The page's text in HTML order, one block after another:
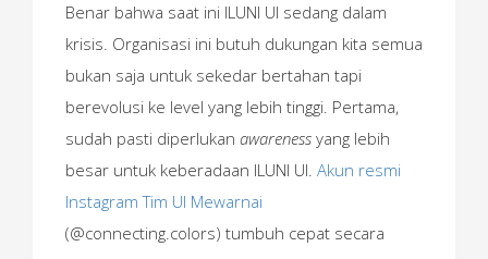
Benar bahwa saat ini ILUNI UI sedang dalam
krisis. Organisasi ini butuh dukungan kita semua
bukan saja untuk sekedar bertahan tapi
berevolusi ke level yang lebih tinggi. Pertama,
sudah pasti diperlukan awareness yang lebih
besar untuk keberadaan ILUNI UI. Akun resmi
Instagram Tim UI Mewarnai
(@connecting.colors) tumbuh cepat secara